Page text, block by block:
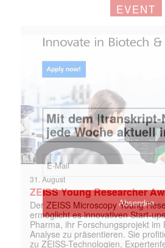
EVENT
31. August
ZEISS Young Researcher
Der ZEISS Microscopy Young
ermöglicht es innovativen Start-
Pharma, ihr Forschungsprojekt im
Analyse zu präsentieren. Sie
zu ZEISS-Technologien,